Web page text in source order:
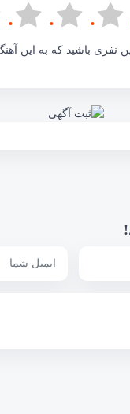
نفری باشید که به این